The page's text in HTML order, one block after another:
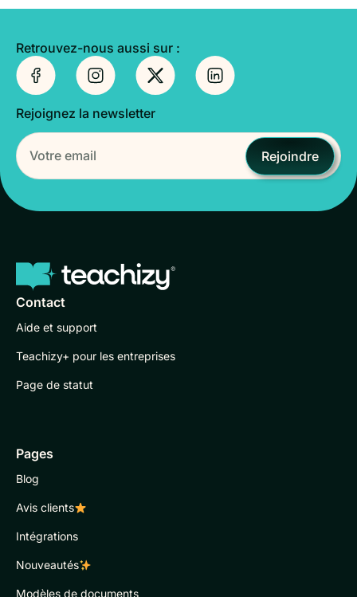
Retrouvez-nous aussi sur :
Rejoignez la newsletter
Rejoindre
Contact
Aide et support
Teachizy+ pour les entreprises
Page de statut
Pages
Blog
Avis clients
Intégrations
Nouveautés
Modèles de documents